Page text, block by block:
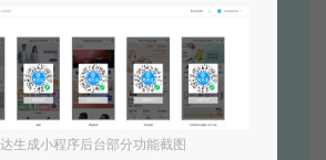
即拨打电话享优惠
400-885-7836
点击获取报价
生成小程序后台部分功能截图